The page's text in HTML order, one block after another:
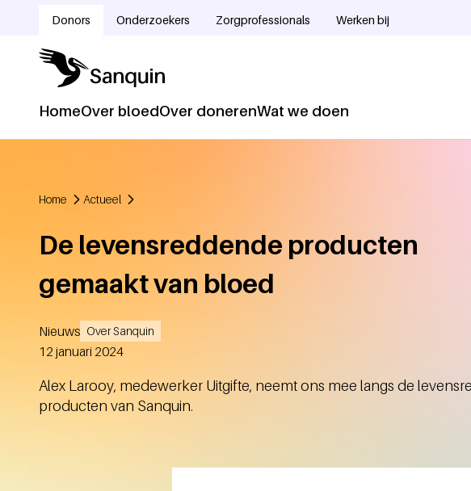
Donors Onderzoekers Zorgprofessionals Werken bij
Hoofdnavigatie
HomeOver bloedOver donerenWat we doen
Home Actueel
De levensreddende producten
gemaakt van bloed
Nieuws Over Sanquin
Aangemaakt
12 januari 2024
Alex Larooy, medewerker Uitgifte, neemt ons mee langs de
producten van Sanquin.